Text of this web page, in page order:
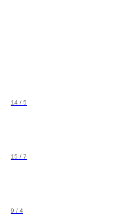
5 / 14
7 / 15
4 / 9